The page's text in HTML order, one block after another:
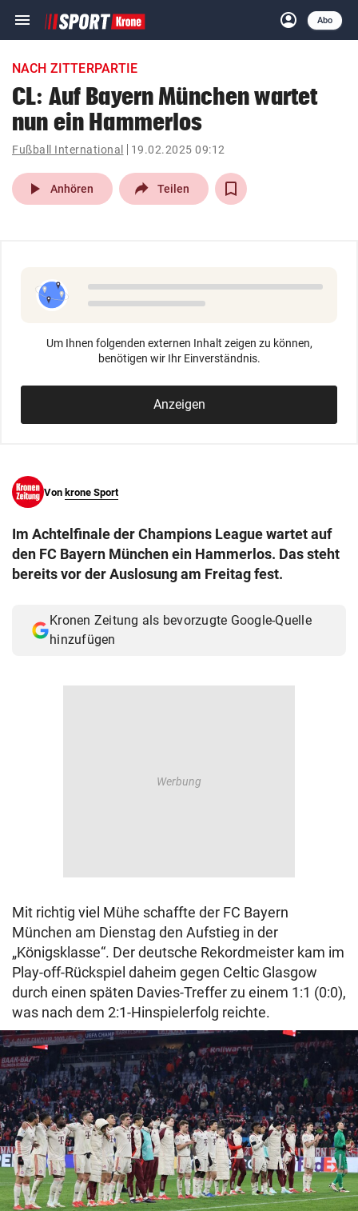
menu Navigation
ein-/ausklappen
account_circle
Anmelden
Abo
close Schließen
account_circle Anmelden
pin_drop
Wien arrow_right
search
eingeben
NACH ZITTERPARTIE
CL: Auf Bayern München wartet
nun ein Hammerlos
Fußball International 19.02.2025 09:12
play_arrow Anhören Teilen
Um Ihnen folgenden externen Inhalt zeigen zu können,
benötigen wir Ihr Einverständnis.
Anzeigen
Von krone Sport
Im Achtelfinale der Champions League wartet auf
den FC Bayern München ein Hammerlos. Das steht
bereits vor der Auslosung am Freitag fest.
Kronen Zeitung als bevorzugte Google-Quelle
hinzufügen
Mit richtig viel Mühe schaffte der FC Bayern
München am Dienstag den Aufstieg in der
„Königsklasse“. Der deutsche Rekordmeister kam im
Play-off-Rückspiel daheim gegen Celtic Glasgow
durch einen späten Davies-Treffer zu einem 1:1 (0:0),
was nach dem 2:1-Hinspielerfolg reichte.